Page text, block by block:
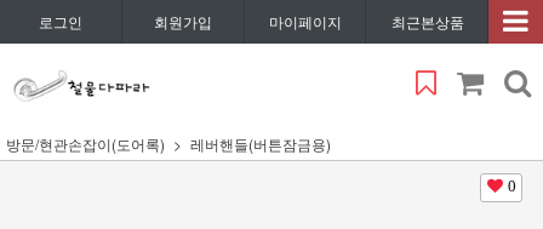
로그인 회원가입 마이페이지 최근본상품
방문/현관손잡이(도어록) 레버핸들(버튼잠금용)
0